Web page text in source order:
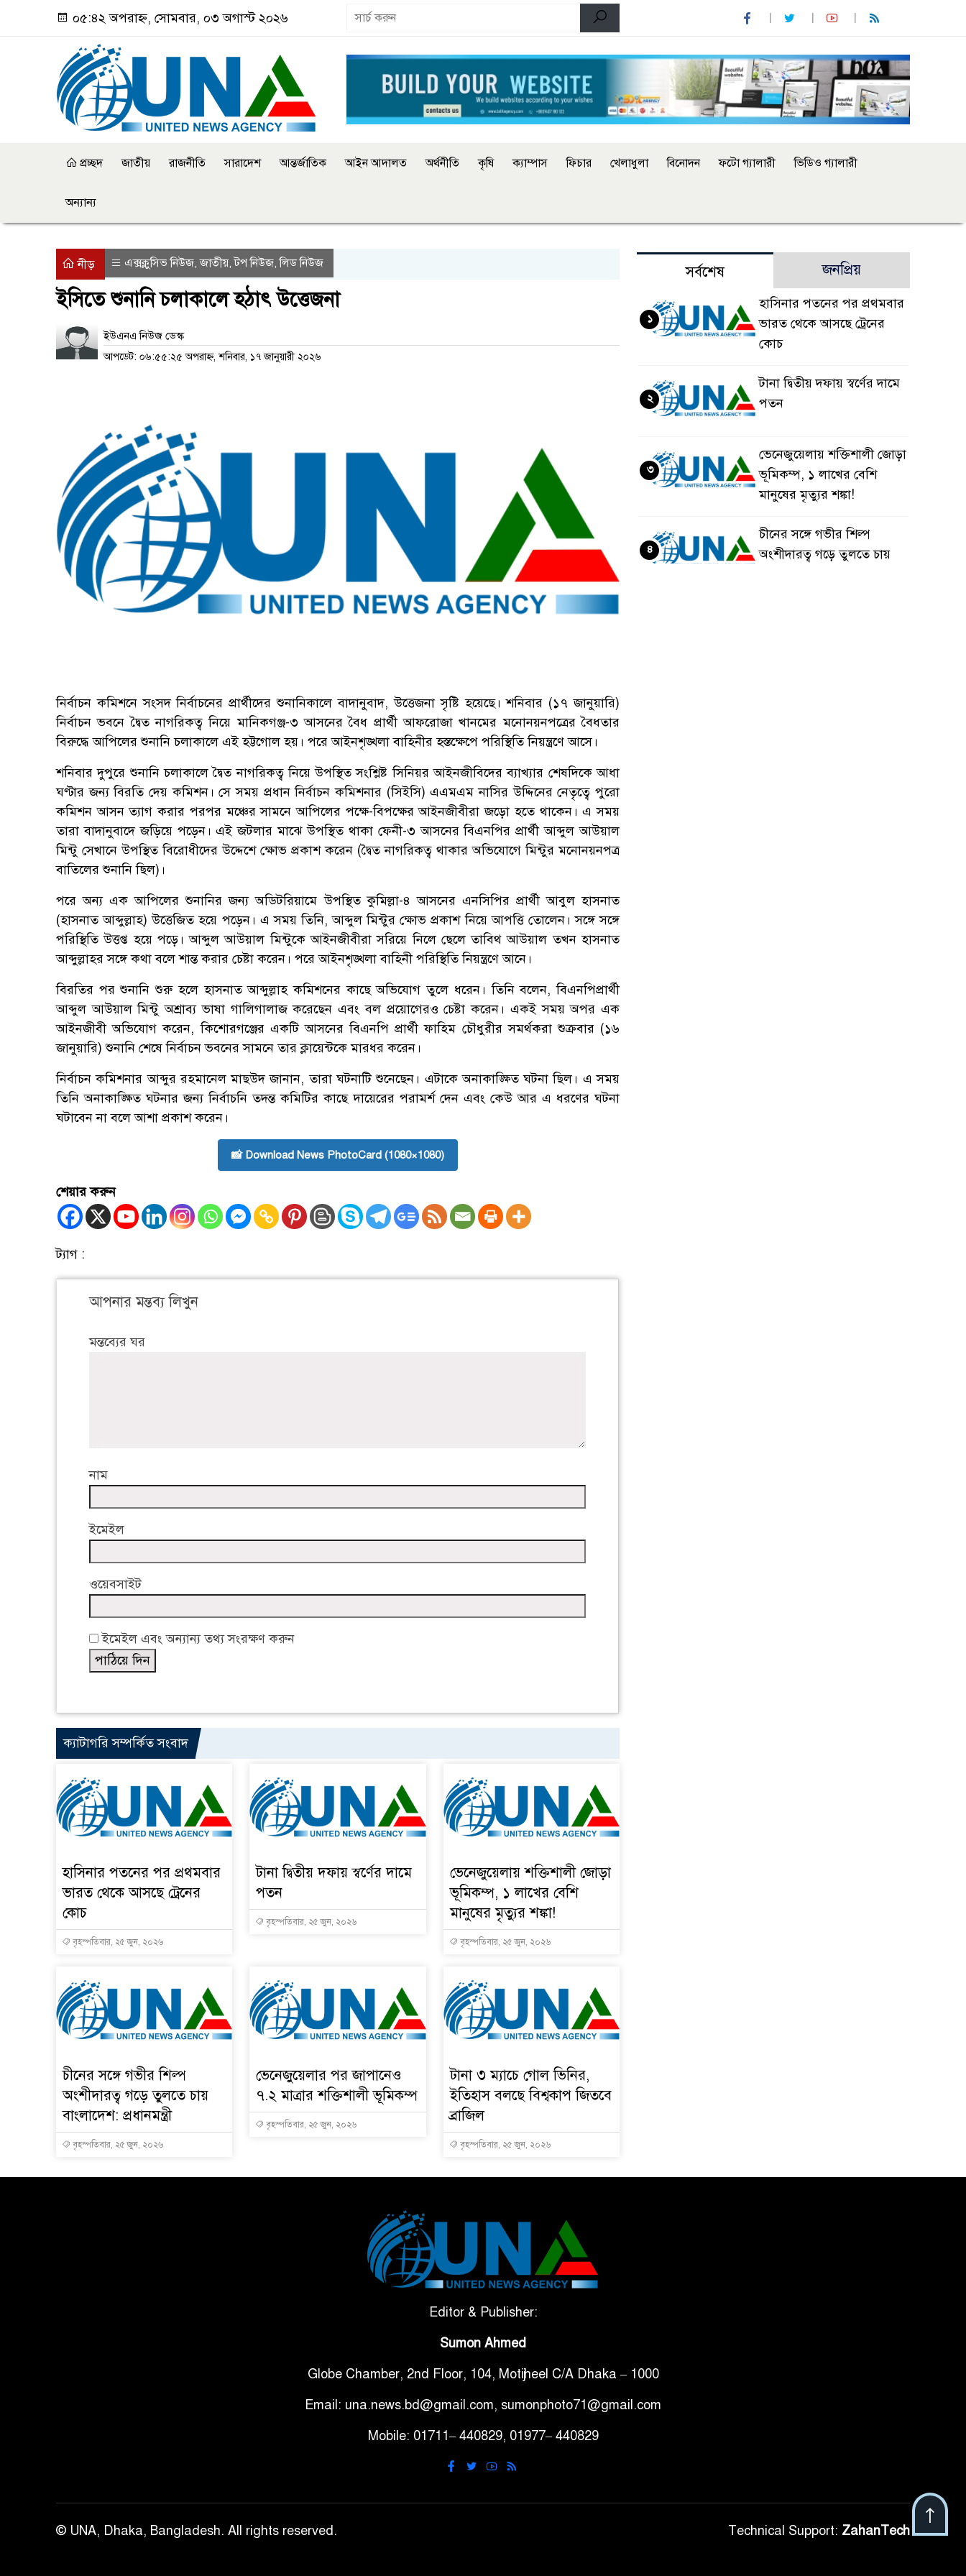
০৫:৪২ অপরাহ্ন, সোমবার, ০৩ অগাস্ট ২০২৬
প্রচ্ছদ জাতীয় রাজনীতি সারাদেশ আন্তর্জাতিক আইন আদালত অর্থনীতি কৃষি ক্যাম্পাস ফিচার খেলাধুলা বিনোদন ফটো গ্যালারী ভিডিও গ্যালারী
অন্যান্য
নীড় এক্সক্লুসিভ নিউজ ,জাতীয় ,টপ নিউজ ,লিড নিউজ
ইসিতে শুনানি চলাকালে হঠাৎ উত্তেজনা
ইউএনএ নিউজ ডেস্ক
আপডেট: ০৬:৫৫:২৫ অপরাহ্ন, শনিবার, ১৭ জানুয়ারী ২০২৬
নির্বাচন কমিশনে সংসদ নির্বাচনের প্রার্থীদের শুনানিকালে বাদানুবাদ, উত্তেজনা সৃষ্টি হয়েছে। শনিবার (১৭ জানুয়ারি)
নির্বাচন ভবনে দ্বৈত নাগরিকত্ব নিয়ে মানিকগঞ্জ-৩ আসনের বৈধ প্রার্থী আফরোজা খানমের মনোনয়নপত্রের বৈধতার
বিরুদ্ধে আপিলের শুনানি চলাকালে এই হট্টগোল হয়। পরে আইনশৃঙ্খলা বাহিনীর হস্তক্ষেপে পরিস্থিতি নিয়ন্ত্রণে আসে।
শনিবার দুপুরে শুনানি চলাকালে দ্বৈত নাগরিকত্ব নিয়ে উপস্থিত সংশ্লিষ্ট সিনিয়র আইনজীবিদের ব্যাখ্যার শেষদিকে আধা
ঘণ্টার জন্য বিরতি দেয় কমিশন। সে সময় প্রধান নির্বাচন কমিশনার (সিইসি) এএমএম নাসির উদ্দিনের নেতৃত্বে পুরো
কমিশন আসন ত্যাগ করার পরপর মঞ্চের সামনে আপিলের পক্ষে-বিপক্ষের আইনজীবীরা জড়ো হতে থাকেন। এ সময়
তারা বাদানুবাদে জড়িয়ে পড়েন। এই জটলার মাঝে উপস্থিত থাকা ফেনী-৩ আসনের বিএনপির প্রার্থী আব্দুল আউয়াল
মিন্টু সেখানে উপস্থিত বিরোধীদের উদ্দেশে ক্ষোভ প্রকাশ করেন (দ্বৈত নাগরিকত্ব থাকার অভিযোগে মিন্টুর মনোনয়নপত্র
বাতিলের শুনানি ছিল)।
পরে অন্য এক আপিলের শুনানির জন্য অডিটরিয়ামে উপস্থিত কুমিল্লা-৪ আসনের এনসিপির প্রার্থী আবুল হাসনাত
(হাসনাত আব্দুল্লাহ) উত্তেজিত হয়ে পড়েন। এ সময় তিনি, আব্দুল মিন্টুর ক্ষোভ প্রকাশ নিয়ে আপত্তি তোলেন। সঙ্গে সঙ্গে
পরিস্থিতি উত্তপ্ত হয়ে পড়ে। আব্দুল আউয়াল মিন্টুকে আইনজীবীরা সরিয়ে নিলে ছেলে তাবিথ আউয়াল তখন হাসনাত
আব্দুল্লাহর সঙ্গে কথা বলে শান্ত করার চেষ্টা করেন। পরে আইনশৃঙ্খলা বাহিনী পরিস্থিতি নিয়ন্ত্রণে আনে।
বিরতির পর শুনানি শুরু হলে হাসনাত আব্দুল্লাহ কমিশনের কাছে অভিযোগ তুলে ধরেন। তিনি বলেন, বিএনপিপ্রার্থী
আব্দুল আউয়াল মিন্টু অশ্রাব্য ভাষা গালিগালাজ করেছেন এবং বল প্রয়োগেরও চেষ্টা করেন। একই সময় অপর এক
আইনজীবী অভিযোগ করেন, কিশোরগঞ্জের একটি আসনের বিএনপি প্রার্থী ফাহিম চৌধুরীর সমর্থকরা শুক্রবার (১৬
জানুয়ারি) শুনানি শেষে নির্বাচন ভবনের সামনে তার ক্লায়েন্টকে মারধর করেন।
নির্বাচন কমিশনার আব্দুর রহমানেল মাছউদ জানান, তারা ঘটনাটি শুনেছেন। এটাকে অনাকাঙ্ক্ষিত ঘটনা ছিল। এ সময়
তিনি অনাকাঙ্ক্ষিত ঘটনার জন্য নির্বাচনি তদন্ত কমিটির কাছে দায়েরের পরামর্শ দেন এবং কেউ আর এ ধরণের ঘটনা
ঘটাবেন না বলে আশা প্রকাশ করেন।
📸 Download News PhotoCard (1080×1080)
শেয়ার করুন
ট্যাগ :
আপনার মন্তব্য লিখুন
মন্তব্যের ঘর
নাম
ইমেইল
ওয়েবসাইট
ইমেইল এবং অন্যান্য তথ্য সংরক্ষণ করুন
ক্যাটাগরি সম্পর্কিত সংবাদ
হাসিনার পতনের পর প্রথমবার
ভারত থেকে আসছে ট্রেনের
কোচ
বৃহস্পতিবার, ২৫ জুন, ২০২৬
টানা দ্বিতীয় দফায় স্বর্ণের দামে
পতন
বৃহস্পতিবার, ২৫ জুন, ২০২৬
ভেনেজুয়েলায় শক্তিশালী জোড়া
ভূমিকম্প, ১ লাখের বেশি
মানুষের মৃত্যুর শঙ্কা!
বৃহস্পতিবার, ২৫ জুন, ২০২৬
চীনের সঙ্গে গভীর শিল্প
অংশীদারত্ব গড়ে তুলতে চায়
বাংলাদেশ: প্রধানমন্ত্রী
বৃহস্পতিবার, ২৫ জুন, ২০২৬
ভেনেজুয়েলার পর জাপানেও
৭.২ মাত্রার শক্তিশালী ভূমিকম্প
বৃহস্পতিবার, ২৫ জুন, ২০২৬
টানা ৩ ম্যাচে গোল ভিনির,
ইতিহাস বলছে বিশ্বকাপ জিতবে
ব্রাজিল
বৃহস্পতিবার, ২৫ জুন, ২০২৬
সর্বশেষ জনপ্রিয়
হাসিনার পতনের পর প্রথমবার
ভারত থেকে আসছে ট্রেনের
কোচ
১
টানা দ্বিতীয় দফায় স্বর্ণের দামে
পতন
২
ভেনেজুয়েলায় শক্তিশালী জোড়া
ভূমিকম্প, ১ লাখের বেশি
মানুষের মৃত্যুর শঙ্কা!
৩
চীনের সঙ্গে গভীর শিল্প
অংশীদারত্ব গড়ে তুলতে চায়
৪
Editor & Publisher:
Sumon Ahmed
Globe Chamber, 2nd Floor, 104, Motijheel C/A Dhaka – 1000
Email: una.news.bd@gmail.com, sumonphoto71@gmail.com
Mobile: 01711– 440829, 01977– 440829
© UNA, Dhaka, Bangladesh. All rights reserved. Technical Support: ZahanTech